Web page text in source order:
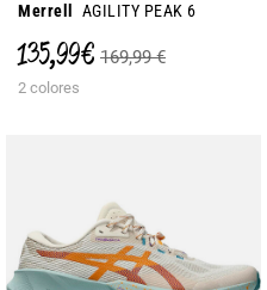
Merrell AGILITY PEAK 6
135,99 € 169,99 €
2 colores